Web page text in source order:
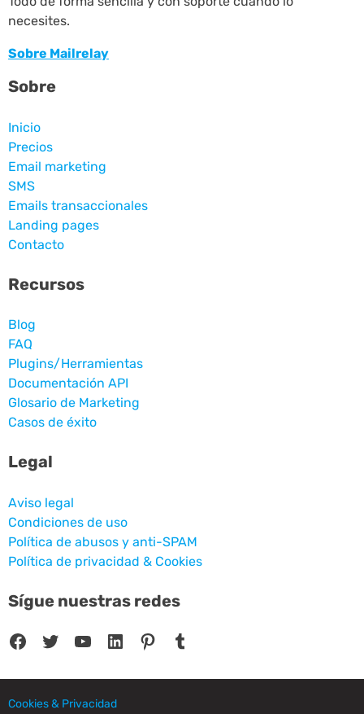
necesites.
Sobre Mailrelay
Sobre
Inicio
Precios
Email marketing
SMS
Emails transaccionales
Landing pages
Contacto
Recursos
Blog
FAQ
Plugins/Herramientas
Documentación API
Glosario de Marketing
Casos de éxito
Legal
Aviso legal
Condiciones de uso
Política de abusos y anti-SPAM
Política de privacidad & Cookies
Sígue nuestras redes
Facebook Twitter YouTube LinkedIn Pinterest Tumblr
Cookies & Privacidad